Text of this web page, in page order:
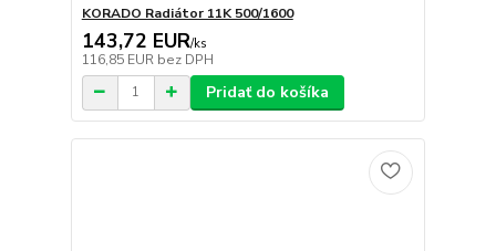
KORADO Radiátor 11K 500/1600
143,72 EUR/ks
116,85 EUR bez DPH
Pridať do košíka